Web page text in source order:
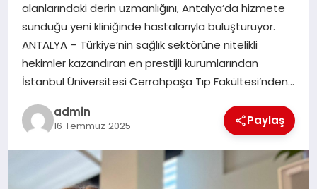
alanlarındaki derin uzmanlığını, Antalya’da hizmete
sunduğu yeni kliniğinde hastalarıyla buluşturuyor.
ANTALYA – Türkiye’nin sağlık sektörüne nitelikli
hekimler kazandıran en prestijli kurumlarından
İstanbul Üniversitesi Cerrahpaşa Tıp Fakültesi’nden…
admin
16 Temmuz 2025 Paylaş